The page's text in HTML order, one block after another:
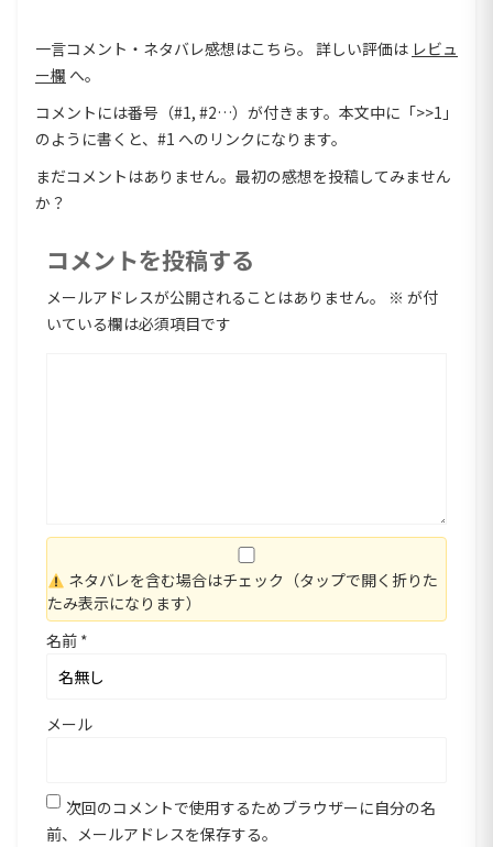
一言コメント・ネタバレ感想はこちら。 詳しい評価は レビュ
ー欄 へ。
コメントには番号（#1, #2…）が付きます。本文中に「>>1」
のように書くと、#1 へのリンクになります。
まだコメントはありません。最初の感想を投稿してみません
か？
コメントを投稿する
メールアドレスが公開されることはありません。 ※ が付
いている欄は必須項目です
ネタバレを含む場合はチェック（タップで開く折りた
たみ表示になります）
名前 *
メール
次回のコメントで使用するためブラウザーに自分の名
前、メールアドレスを保存する。